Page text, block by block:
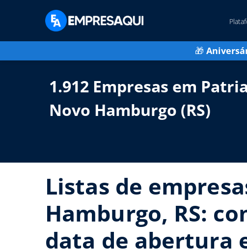
🎁
1.912 Empresas em
Novo Hamburgo (RS)
Listas de
Hamburgo, RS:
data de abertura